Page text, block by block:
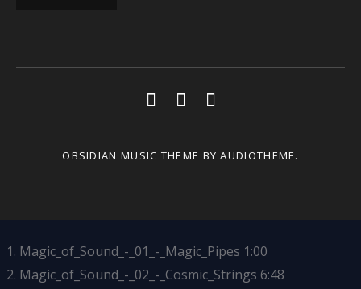
Social Media Profiles
YoutubeFacebook
Soundcloud
OBSIDIAN MUSIC THEME BY AUDIOTHEME.
Magic_of_Sound_-_01_-_Magic_Pipes 1:00
Magic_of_Sound_-_02_-_Cosmic_Strings 6:48